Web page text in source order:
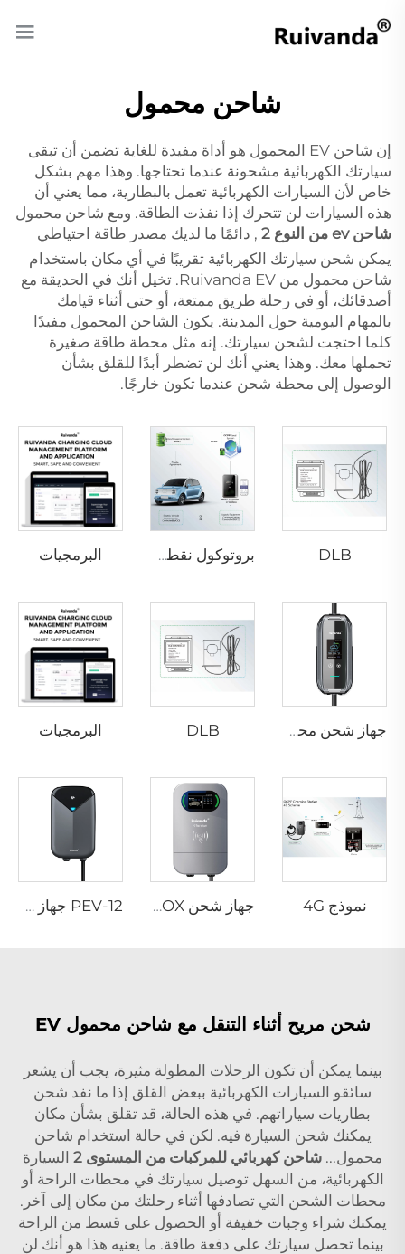
شاحن محمول
إن شاحن EV المحمول هو أداة مفيدة للغاية تضمن أن تبقى
سيارتك الكهربائية مشحونة عندما تحتاجها. وهذا مهم بشكل
خاص لأن السيارات الكهربائية تعمل بالبطارية، مما يعني أن
هذه السيارات لن تتحرك إذا نفذت الطاقة. ومع شاحن محمول
شاحن ev من النوع 2
, دائمًا ما لديك مصدر طاقة احتياطي
يمكن شحن سيارتك الكهربائية تقريبًا في أي مكان باستخدام
شاحن محمول من Ruivanda EV. تخيل أنك في الحديقة مع
أصدقائك، أو في رحلة طريق ممتعة، أو حتى أثناء قيامك
بالمهام اليومية حول المدينة. يكون الشاحن المحمول مفيدًا
كلما احتجت لشحن سيارتك. إنه مثل محطة طاقة صغيرة
تحملها معك. وهذا يعني أنك لن تضطر أبدًا للقلق بشأن
الوصول إلى محطة شحن عندما تكون خارجًا.
DLB بروتوكول نقطة الشحن المفتوح البرمجيات
جهاز شحن محمول P3-01 لمركبات EV DLB البرمجيات
نموذج 4G جهاز شحن PEV-02 AC EV WALLBOX PEV-12 جهاز شحن حائط EV بالتيار المتردد
شحن مريح أثناء التنقل مع شاحن محمول EV
بينما يمكن أن تكون الرحلات المطولة مثيرة، يجب أن يشعر
سائقو السيارات الكهربائية ببعض القلق إذا ما نفد شحن
بطاريات سياراتهم. في هذه الحالة، قد تقلق بشأن مكان
يمكنك شحن السيارة فيه. لكن في حالة استخدام شاحن
محمول... شاحن كهربائي للمركبات من المستوى 2
السيارة
الكهربائية، من السهل توصيل سيارتك في محطات الراحة أو
محطات الشحن التي تصادفها أثناء رحلتك من مكان إلى آخر.
يمكنك شراء وجبات خفيفة أو الحصول على قسط من الراحة
بينما تحصل سيارتك على دفعة طاقة. ما يعنيه هذا هو أنك لن